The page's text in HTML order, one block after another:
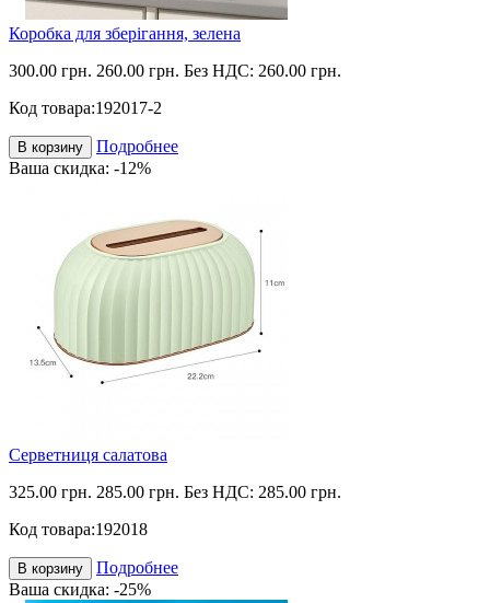
Коробка для зберігання, зелена
300.00 грн. 260.00 грн. Без НДС: 260.00 грн.
Код товара:192017-2
В корзину
Подробнее
Ваша скидка: -12%
Серветниця салатова
325.00 грн. 285.00 грн. Без НДС: 285.00 грн.
Код товара:192018
В корзину
Подробнее
Ваша скидка: -25%